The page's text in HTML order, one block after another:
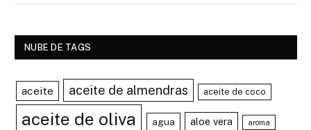
NUBE DE TAGS
aceite aceite de almendras aceite de coco
aceite de oliva agua aloe vera aroma